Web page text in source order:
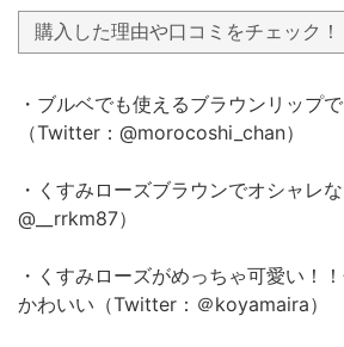
購入した理由や口コミをチェック！
・ブルベでも使えるブラウンリップ
（Twitter：@morocoshi_chan）
・くすみローズブラウンでオシャレ
@__rrkm87）
・くすみローズがめっちゃ可愛い！
かわいい（Twitter：＠koyamaira）